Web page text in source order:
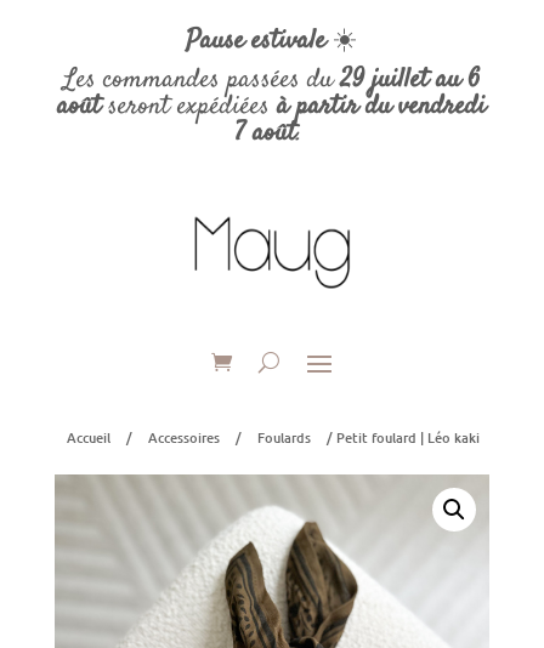
Pause estivale☀️
Les commandes passées du29 juillet au 6
aoûtseront expédiéesà partir du vendredi
7 août.
Accueil / Accessoires / Foulards / Petit foulard | Léo kaki